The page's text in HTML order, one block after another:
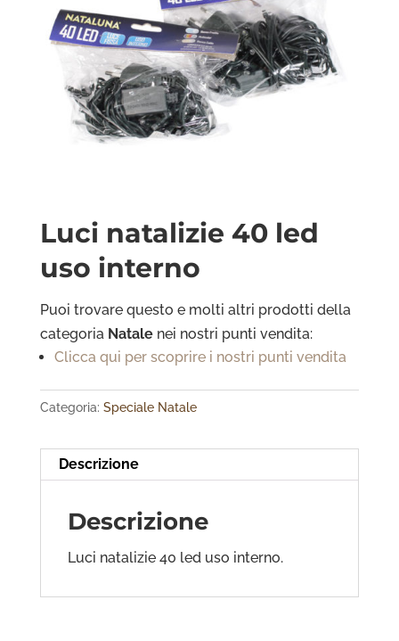
Luci natalizie 40 led
uso interno
Puoi trovare questo e molti altri prodotti della
categoria Natale nei nostri punti vendita:
Clicca qui per scoprire i nostri punti vendita
Categoria: Speciale Natale
Descrizione
Descrizione
Luci natalizie 40 led uso interno.